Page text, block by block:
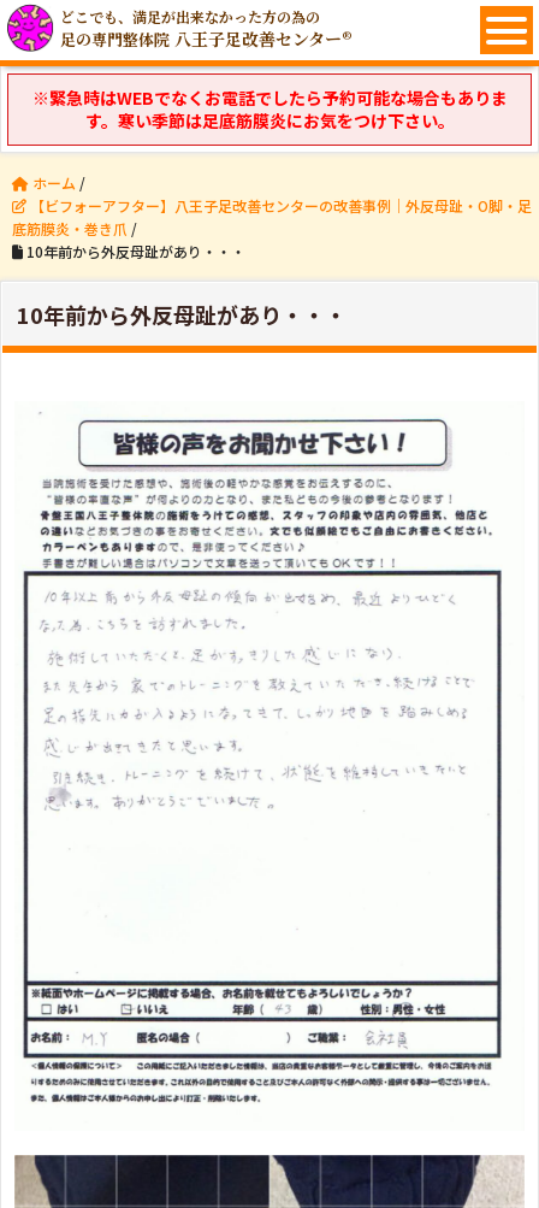
どこでも、満足が出来なかった方の為の
足の専門整体院 八王子足改善センター®
※緊急時はWEBでなくお電話でしたら予約可能な場合もありま
す。寒い季節は足底筋膜炎にお気をつけ下さい。
ホーム /
【ビフォーアフター】八王子足改善センターの改善事例｜外反母趾・O脚・足
底筋膜炎・巻き爪 /
10年前から外反母趾があり・・・
10年前から外反母趾があり・・・